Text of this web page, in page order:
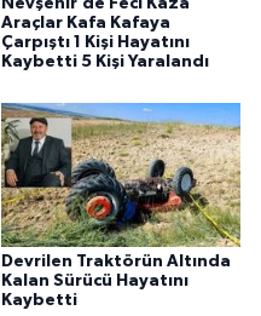
Nevşehir’de Feci Kaza
Araçlar Kafa Kafaya
Çarpıştı 1 Kişi Hayatını
Kaybetti 5 Kişi Yaralandı
Devrilen Traktörün Altında
Kalan Sürücü Hayatını
Kaybetti